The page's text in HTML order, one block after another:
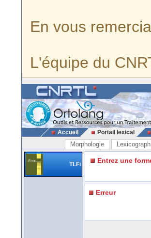
En vous
L'équipe du
Accueil Portail lexical
Morphologie
TLFi Entrez une
Erreur